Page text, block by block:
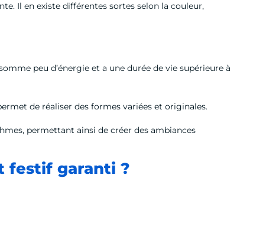
Il en existe différentes sortes selon la couleur,
peu d’énergie et a une durée de vie supérieure à
de réaliser des formes variées et originales.
permettant ainsi de créer des ambiances
festif garanti ?